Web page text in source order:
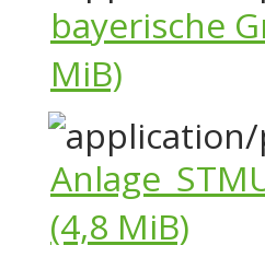
bayerische
MiB)
(4,8 MiB)